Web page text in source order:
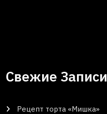
Свежие Записи
Рецепт торта «Мишка»